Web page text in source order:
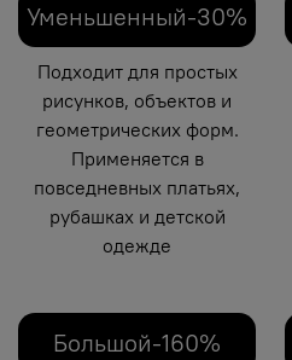
Уменьшенный-30%
Подходит для простых
рисунков, объектов и
геометрических форм.
Применяется в
повседневных платьях,
рубашках и детской
одежде
Большой-160%